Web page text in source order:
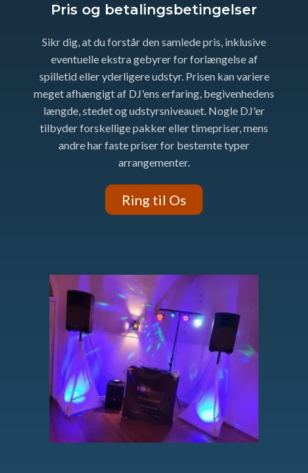
Pris og betalingsbetingelser
Sikr dig, at du forstår den samlede pris, inklusive
eventuelle ekstra gebyrer for forlængelse af
spilletid eller yderligere udstyr. Prisen kan variere
meget afhængigt af DJ'ens erfaring, begivenhedens
længde, stedet og udstyrsniveauet. Nogle DJ'er
tilbyder forskellige pakker eller timepriser, mens
andre har faste priser for bestemte typer
arrangementer.
Ring til Os